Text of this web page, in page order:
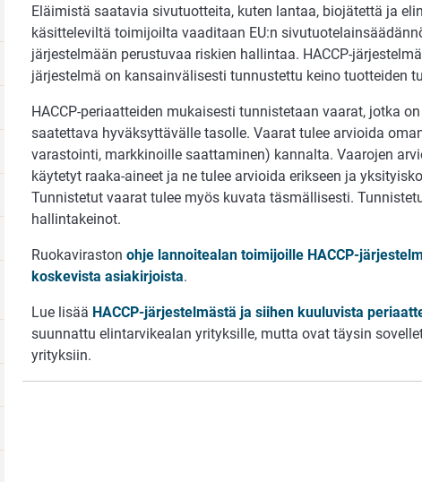
Eläimistä saatavia sivutuotteita, kuten lantaa, biojätettä ja
käsitteleviltä toimijoilta vaaditaan EU:n
järjestelmään perustuvaa riskien hallintaa. HACCP-
järjestelmä on kansainvälisesti tunnustettu keino tuotteiden
HACCP-periaatteiden mukaisesti tunnistetaan vaarat, jotka
saatettava hyväksyttävälle tasolle. Vaarat tulee arvioida
varastointi, markkinoille saattaminen) kannalta. Vaarojen
käytetyt raaka-aineet ja ne tulee arvioida erikseen ja
Tunnistetut vaarat tulee myös kuvata täsmällisesti.
hallintakeinot.
Ruokaviraston ohje lannoitealan toimijoille HACCP-
koskevista asiakirjoista.
Lue lisää HACCP-järjestelmästä ja siihen kuuluvista
suunnattu elintarvikealan yrityksille, mutta ovat täysin
yrityksiin.